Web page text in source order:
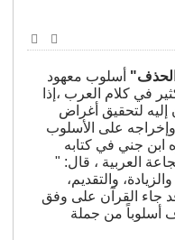
طباعة
البريد
أسلوب معهود
في كلام العرب ،إذا
إليه لتحقيق أغراض
وإخراجه على الأسلوب
ابن جني في كتابه
العربية ، قال: "
والتقديم،
جاء القرآن على وفق
أسلوباً من جملة